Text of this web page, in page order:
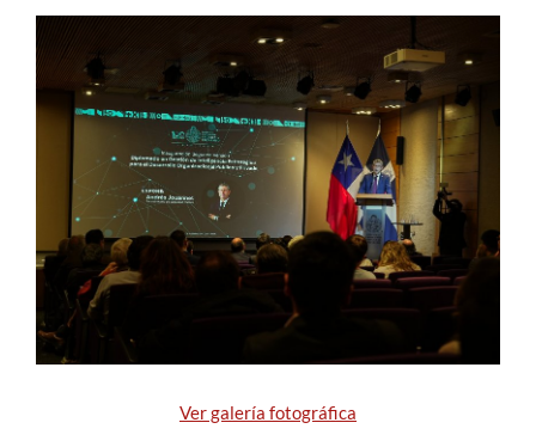
Estudiantes
Académicos
Funcionarios
Alumni
English
Ver galería fotográfica